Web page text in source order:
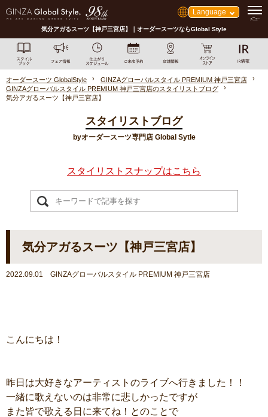
Language
気分アガるスーツ【神戸三宮店】｜オーダースーツならGlobal Style
オーダースーツ GlobalStyle
GINZAグローバルスタイル PREMIUM 神戸三宮店
GINZAグローバルスタイル PREMIUM 神戸三宮店のスタイリストブログ
気分アガるスーツ【神戸三宮店】
スタイリストブログ
byオーダースーツ専門店 Global Sytle
スタイリストスナップはこちら
気分アガるスーツ【神戸三宮店】
2022.09.01 GINZAグローバルスタイル PREMIUM 神戸三宮店
こんにちは！
昨日は大好きなアーティストのライブへ行きました！！
一緒に歌えないのは非常に悲しかったですが
また皆で歌える日に来てね！とのことで